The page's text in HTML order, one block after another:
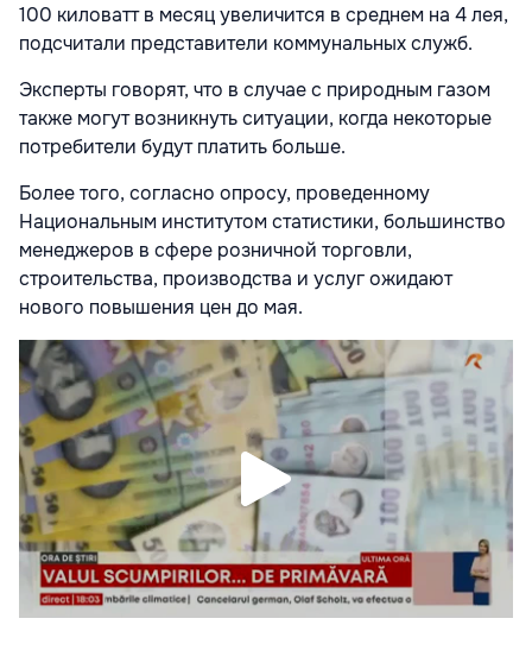
100 киловатт в месяц увеличится в среднем на 4 лея,
подсчитали представители коммунальных служб.
Эксперты говорят, что в случае с природным газом
также могут возникнуть ситуации, когда некоторые
потребители будут платить больше.
Более того, согласно опросу, проведенному
Национальным институтом статистики, большинство
менеджеров в сфере розничной торговли,
строительства, производства и услуг ожидают
нового повышения цен до мая.